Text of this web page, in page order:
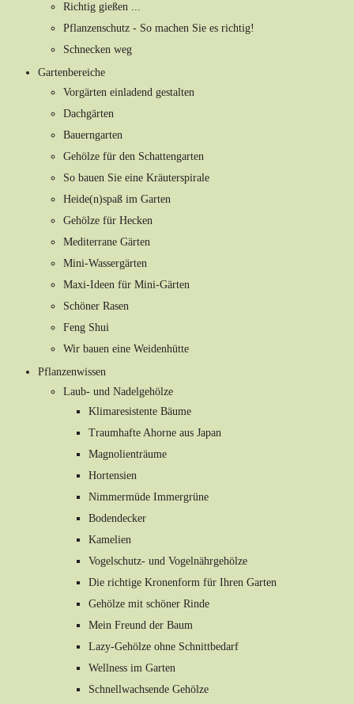
Richtig gießen ...
Pflanzenschutz - So machen Sie es richtig!
Schnecken weg
Gartenbereiche
Vorgärten einladend gestalten
Dachgärten
Bauerngarten
Gehölze für den Schattengarten
So bauen Sie eine Kräuterspirale
Heide(n)spaß im Garten
Gehölze für Hecken
Mediterrane Gärten
Mini-Wassergärten
Maxi-Ideen für Mini-Gärten
Schöner Rasen
Feng Shui
Wir bauen eine Weidenhütte
Pflanzenwissen
Laub- und Nadelgehölze
Klimaresistente Bäume
Traumhafte Ahorne aus Japan
Magnolienträume
Hortensien
Nimmermüde Immergrüne
Bodendecker
Kamelien
Vogelschutz- und Vogelnährgehölze
Die richtige Kronenform für Ihren Garten
Gehölze mit schöner Rinde
Mein Freund der Baum
Lazy-Gehölze ohne Schnittbedarf
Wellness im Garten
Schnellwachsende Gehölze